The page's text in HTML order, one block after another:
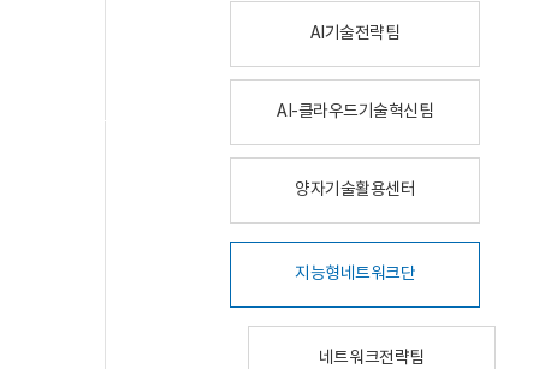
AI기술전략팀
AI-클라우드기술혁신팀
양자기술활용센터
지능형네트워크단
네트워크전략팀